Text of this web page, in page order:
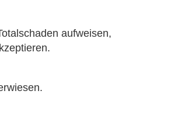
aufweisen,